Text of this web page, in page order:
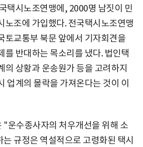
택시노조연맹에, 2000명 남짓이 민
노조에 가입했다. 전국택시노조연맹
토교통부 북문 앞에서 기자회견을
를 반대하는 목소리를 냈다. 법인택
의 상황과 운송원가 등을 고려하지
업계의 몰락을 가져온다는 것이 이
"운수종사자의 처우개선을 위해 소
규정은 역설적으로 고령화된 택시